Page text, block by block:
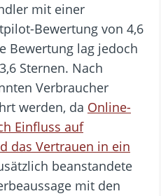
mit einer
Bewertung von 4,6
Bewertung lag jedoch
Sternen. Nach
Verbraucher
werden, da Online-
Einfluss auf
das Vertrauen in ein
beanstandete
mit den